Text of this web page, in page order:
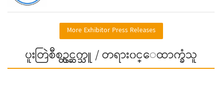
More Exhibitor Press Releases
ပူးတြဲစီစဥ္တင္ဆက္သူ / တရား၀င္ေထာက္ခံသူ